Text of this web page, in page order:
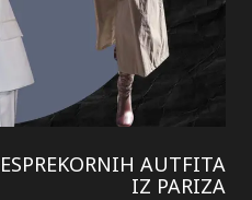
AUTFITA
IZ PARIZA